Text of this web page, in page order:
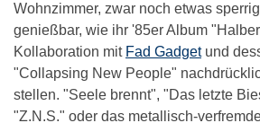
Wohnzimmer, zwar noch etwas
genießbar, wie ihr '85er Album
Kollaboration mit Fad Gadgetund
"Collapsing New People"
stellen. "Seele brennt", "Das letzte
"Z.N.S." oder das metallisch-